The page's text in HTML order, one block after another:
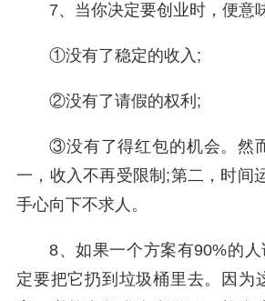
7、当你决定要创业时，便意
①没有了稳定的收入;
②没有了请假的权利;
③没有了得红包的机会。然
一，收入不再受限制;第二，时间
手心向下不求人。
8、如果一个方案有90%的人
定要把它扔到垃圾桶里去。因为